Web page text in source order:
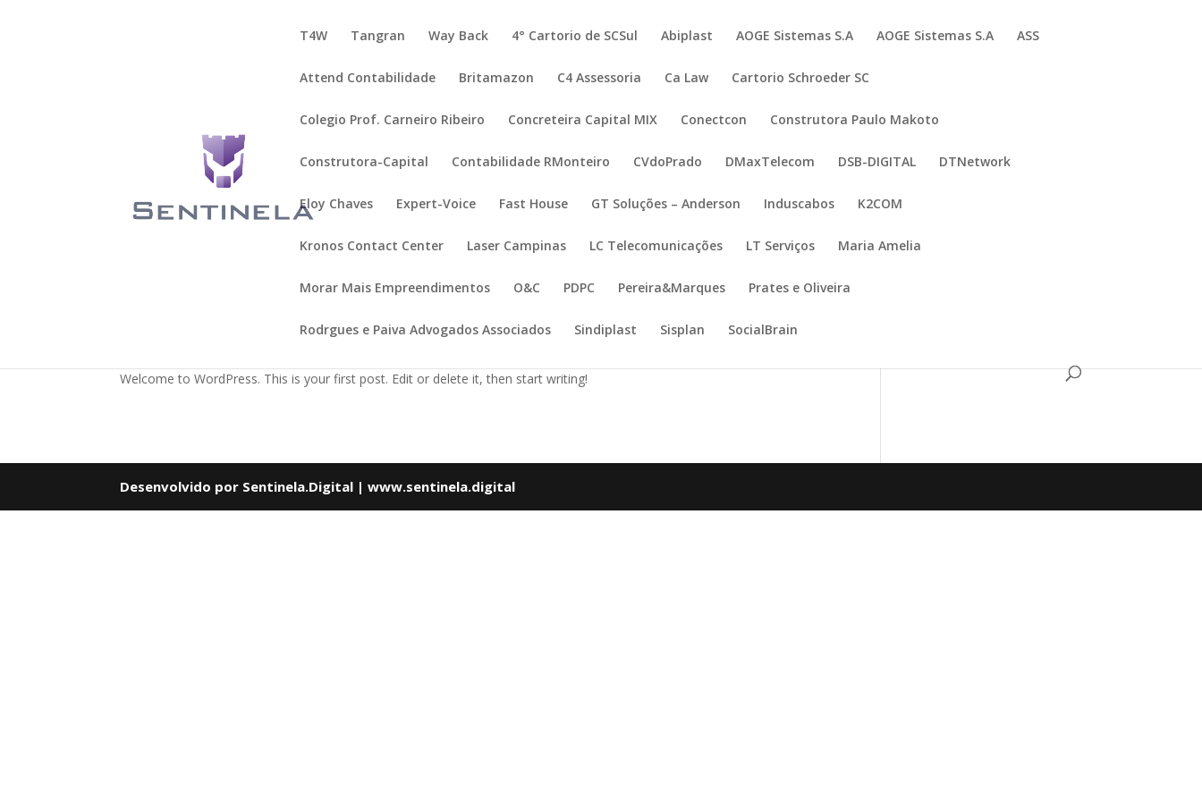
T4W Tangran Way Back 4° Cartorio de SCSul Abiplast AOGE Sistemas S.A AOGE Sistemas S.A ASS
Attend Contabilidade Britamazon C4 Assessoria Ca Law Cartorio Schroeder SC
Colegio Prof. Carneiro Ribeiro Concreteira Capital MIX Conectcon Construtora Paulo Makoto
Construtora-Capital Contabilidade RMonteiro CVdoPrado DMaxTelecom DSB-DIGITAL DTNetwork
Eloy Chaves Expert-Voice Fast House GT Soluções – Anderson Induscabos K2COM
Kronos Contact Center Laser Campinas LC Telecomunicações LT Serviços Maria Amelia
Morar Mais Empreendimentos O&C PDPC Pereira&Marques Prates e Oliveira
Rodrgues e Paiva Advogados Associados Sindiplast Sisplan SocialBrain
Welcome to WordPress. This is your first post. Edit or delete it, then start writing!
Desenvolvido por Sentinela.Digital | www.sentinela.digital